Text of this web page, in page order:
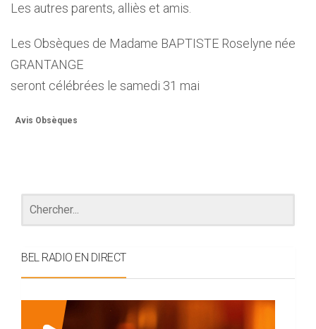
Les autres parents, alliès et amis.
Les Obsèques de Madame BAPTISTE Roselyne née
GRANTANGE
seront célébrées le samedi 31 mai
Avis Obsèques
BEL RADIO EN DIRECT